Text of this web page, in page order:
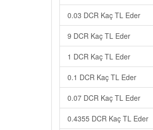
0.03 DCR Kaç TL Eder
9 DCR Kaç TL Eder
1 DCR Kaç TL Eder
0.1 DCR Kaç TL Eder
0.07 DCR Kaç TL Eder
0.4355 DCR Kaç TL Eder